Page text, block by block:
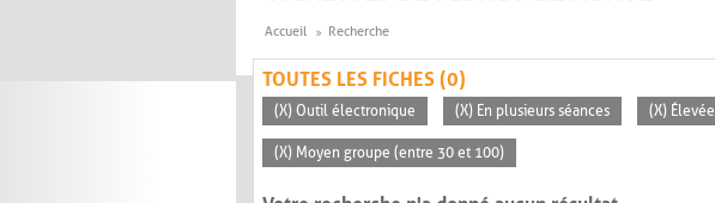
Accueil Recherche
TOUTES LES FICHES (0)
(X) Outil électronique (X) En plusieurs séances (X) Élevée
(X) Moyen groupe (entre 30 et 100)